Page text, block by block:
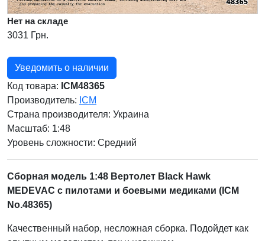
Нет на складе
3031 Грн.
Уведомить о наличии
Код товара: ICM48365
Производитель: ICM
Страна производителя: Украина
Масштаб: 1:48
Уровень сложности: Cредний
Сборная модель 1:48 Вертолет Black Hawk
MEDEVAC с пилотами и боевыми медиками (ICM
No.48365)
Качественный набор, несложная сборка. Подойдет как